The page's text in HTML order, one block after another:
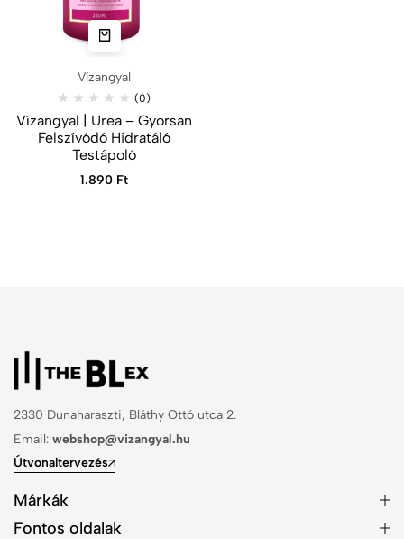
Vízangyal
(0)
Vízangyal | Urea – Gyorsan
Felszívódó Hidratáló
Testápoló
1.890 Ft
2330 Dunaharaszti, Bláthy Ottó utca 2.
Email: webshop@vizangyal.hu
Útvonaltervezés
Márkák
Fontos oldalak